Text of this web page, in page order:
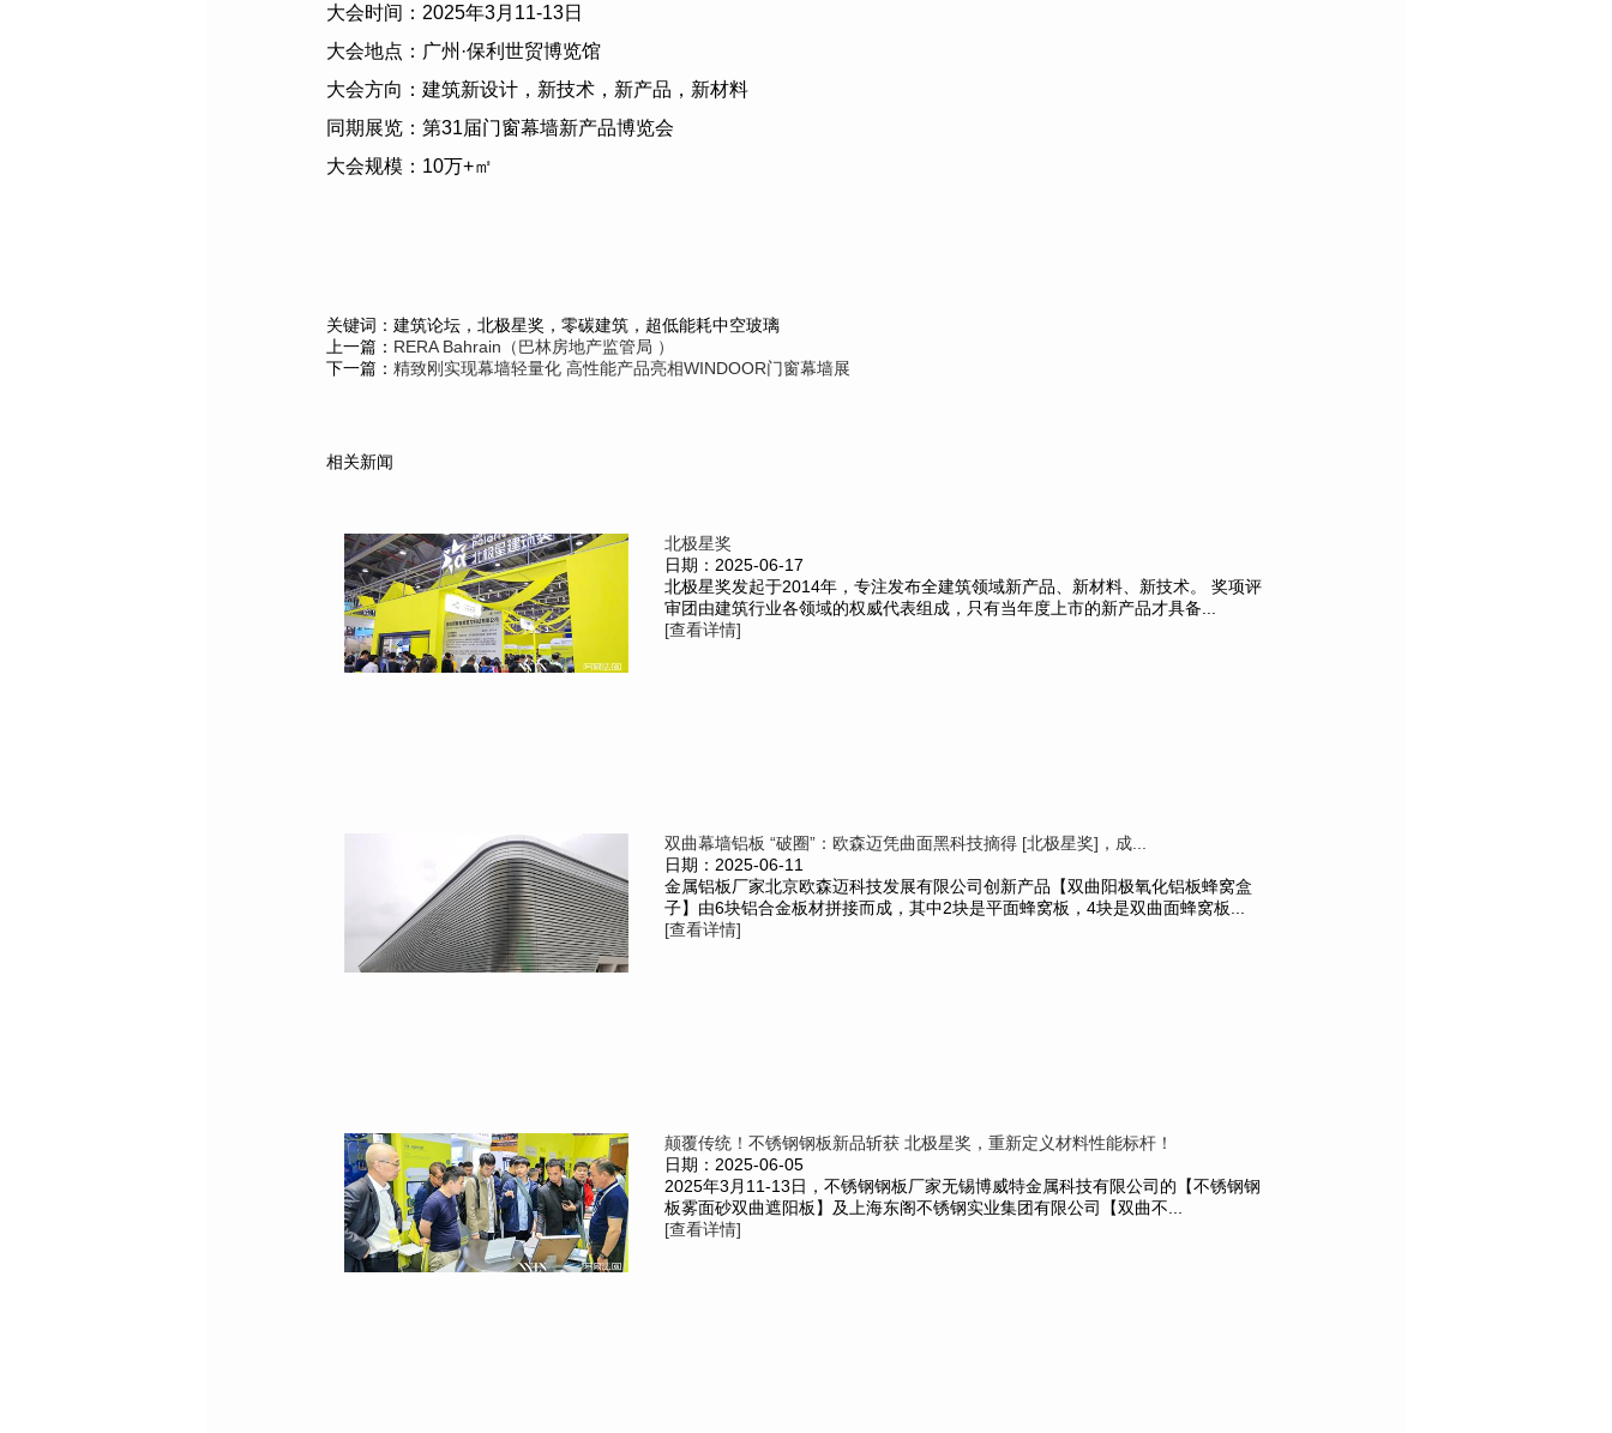
大会时间： 2025年3月 11-13日
大会地点：广州·保利世贸博览馆
大会方向：建筑新设计，新技术，新产品，新材料
同期展览：第31届门窗幕墙新产品博览会
大会规模： 10万+㎡
关键词：建筑论坛，北极星奖，零碳建筑，超低能耗中空玻璃
上一篇： RERA Bahrain（巴林房地产监管局 ）
下一篇： 精致刚实现幕墙轻量化 高性能产品亮相WINDOOR门窗幕墙展
相关新闻
北极星奖
日期：2025-06-17
北极星奖发起于2014年，专注发布全建筑领域新产品、新材料、新技术。 奖项评
审团由建筑行业各领域的权威代表组成，只有当年度上市的新产品才具备...
[查看详情]
双曲幕墙铝板 “破圈”：欧森迈凭曲面黑科技摘得 [北极星奖]，成...
日期：2025-06-11
金属铝板厂家北京欧森迈科技发展有限公司创新产品【双曲阳极氧化铝板蜂窝盒
子】由6块铝合金板材拼接而成，其中2块是平面蜂窝板，4块是双曲面蜂窝板...
[查看详情]
颠覆传统！不锈钢钢板新品斩获 北极星奖，重新定义材料性能标杆！
日期：2025-06-05
2025年3月11-13日，不锈钢钢板厂家无锡博威特金属科技有限公司的【不锈钢钢
板雾面砂双曲遮阳板】及上海东阁不锈钢实业集团有限公司【双曲不...
[查看详情]